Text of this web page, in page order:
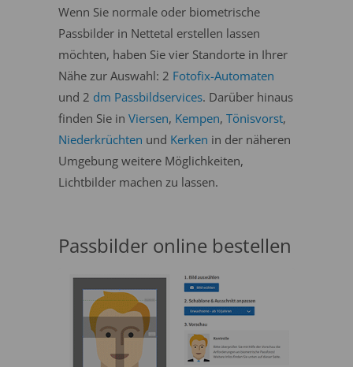
Wenn Sie normale oder biometrische
Passbilder in Nettetal erstellen lassen
möchten, haben Sie vier Standorte in Ihrer
Nähe zur Auswahl: 2 Fotofix-Automaten
und 2 dm Passbildservices. Darüber hinaus
finden Sie in Viersen, Kempen, Tönisvorst,
Niederkrüchten und Kerken in der näheren
Umgebung weitere Möglichkeiten,
Lichtbilder machen zu lassen.
Passbilder online bestellen